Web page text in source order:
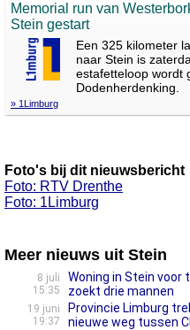
Memorial run van
Stein gestart
Een 325 kilometer
naar Stein is
estafetteloop wordt
Dodenherdenking.
» 1Limburg
Foto's bij dit nieuwsbericht
Foto: RTV Drenthe
Foto: 1Limburg
Meer nieuws uit Stein
8 juli
15:35
Woning in Stein voor
zoekt drie mannen
19 juni
19:37
Provincie Limburg
nieuwe weg tussen